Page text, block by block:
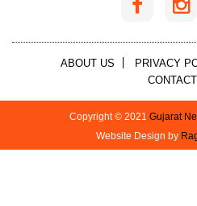
ABOUT US PRIVACY
Copyright © 2021 Gujarat
Website Design by